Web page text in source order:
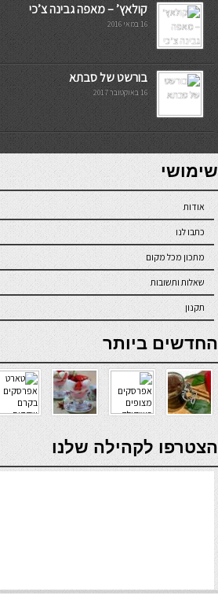
קולאץ’ – מאפה גבינה צ’כי
16 במאי 2016
בורשט של סבתא
16 באוקטובר 2017
7slots
seriöse online casinos österreich
שימושי
אודות
כתבו לנו
מתכון מכל מקום
שאלות ותשובות
תקנון
online casino
החדשים ביותר
verde casino
הצטרפו לקהילה שלנו